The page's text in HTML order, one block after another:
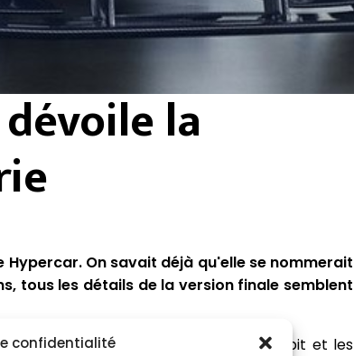
confidentialité
la
Hypercar. On savait déjà qu'elle se nommerait
tous les détails de la version finale semblent
nouvelles ouvertures entre le cockpit et les